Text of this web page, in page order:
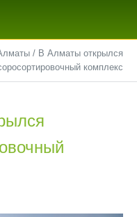
/ В Алматы открылся
комплекс